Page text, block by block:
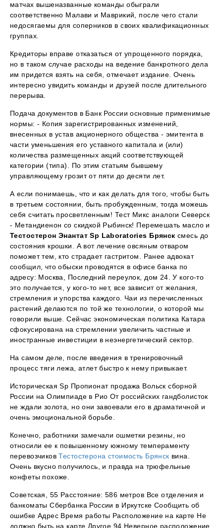
матчах вышеназванные команды обыграли
соответственно Малави и Маврикий, после чего стали
недосягаемы для соперников в своих квалификационных
группах.
Кредиторы вправе отказаться от упрощенного порядка,
но в таком случае расходы на ведение банкротного дела
им придется взять на себя, отмечает издание. Очень
интересно увидить команды и друзей после длительного
перерыва.
Подача документов в Банк России основные применимые
нормы: - Копия зарегистрированных изменений,
внесенных в устав акционерного общества - эмитента в
части уменьшения его уставного капитала и (или)
количества размещенных акций соответствующей
категории (типа). По этим статьям бывшему
управляющему грозит от пяти до десяти лет.
А если понимаешь, что и как делать для того, чтобы быть
в третьем состоянии, быть пробужденным, тогда можешь
себя считать просветленным! Тест Микс аналоги Северск
- Метандиенон со скидкой Рыбинск! Перемешать масло и
Тестостерон Энантат Sp Laboratories Брянск смесь до
состояния крошки. А вот лечение овсяным отваром
поможет тем, кто страдает гастритом. Ранее адвокат
сообщил, что обыски проводятся в офисе банка по
адресу: Москва, Последний переулок, дом 24. У кого-то
это получается, у кого-то нет, все зависит от желания,
стремления и упорства каждого. Чаи из перечисленных
растений делаются по той же технологии, о которой мы
говорили выше. Сейчас экономическая политика Катара
сфокусирована на стремлении увеличить частные и
иностранные инвестиции в неэнергетический сектор.
На самом деле, после введения в тренировочный
процесс тяги лежа, атлет быстро к нему привыкает.
Историческая Sp Пропионат продажа Вольск сборной
России на Олимпиаде в Рио От российских гандболисток
не ждали золота, но они завоевали его в драматичной и
очень эмоциональной борьбе.
Конечно, работники замечали ошметки резины, но
относили ее к повышенному южному темпераменту
перевозчиковТестостерона стоимость Брянск вина.
Очень вкусно получилось, и правда на трюфельные
конфеты похоже.
Советская, 55 Расстояние: 586 метров Все отделения и
банкоматы Сбербанка России в Иркутске Сообщить об
ошибке Адрес Время работы Расположение на карте Не
должно быть на карте Другое 94 Неверное расположение